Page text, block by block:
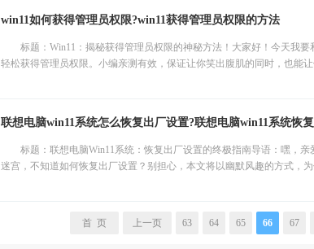
win11如何获得管理员权限?win11获得管理员权限的方法
标题：Win11：揭秘获得管理员权限的神秘方法！大家好！今天我
轻松获得管理员权限。小编亲测有效，保证让你笑出腹肌的同时，也能
联想电脑win11系统怎么恢复出厂设置?联想电脑win11系统恢
标题：联想电脑Win11系统：恢复出厂设置的终极指南导语：嘿，
迷宫，不知道如何恢复出厂设置？别担心，本文将以幽默风趣的方式，
首 页 上一页 63 64 65 66 67